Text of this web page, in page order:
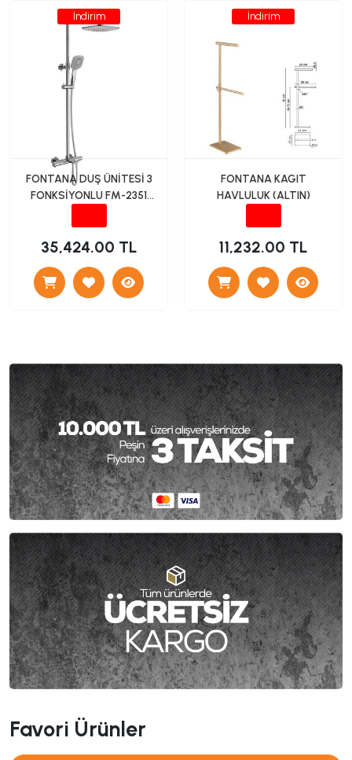
İndirim
FONTANA DUŞ ÜNİTESİ 3
FONKSİYONLU FM-2351
35,424.00 TL
İndirim
FONTANA KAGIT
HAVLULUK (ALTIN)
11,232.00 TL
Favori Ürünler